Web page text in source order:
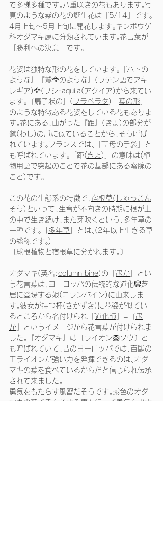
で多様多種です｡八重咲きの花もあります｡写
真のような紫の花の誕生花は『5/14』です｡
4月上旬～5月上旬に開花します｡キンポウゲ
科オダマキ属に分類されています｡花言葉が
「勝利への決意」です｡
花姿は独特な形の花をしています｡『ハトの
ような』『鷲🦅のような』(ラテン語でアキ
レギア )🦅( ワシ ･aquila( アクイア )から来てい
ます｡『扇子状の』( フラペラタ )「 葉の形
のような特徴ある花姿をしている花もありま
す｡花にある､曲がった『距』( きょ )の部分が
鷲(わし)の爪に似ていることから､そう呼ば
れています｡フランスでは､『聖母の手袋』と
も呼ばれています｡「距( きょ )」の意味は(植
物用語で突起のことで花の基部にある蜜腺の
こと)です｡
この花の生態系の特徴で､ 宿根草(しゅっこん
そう) といって､生育が不向きの時期に根が土
の中で生き続け､また芽吹くという､多年草の
一種です｡「 多年草 」とは､(2年以上生きる草
の総称です｡)
〔球根植物と宿根草に分かれます｡〕
オダマキ(英名:column bine)の『愚か 』とい
う花言葉は､ヨーロッパの伝統的な道化🤡芝
居に登場する娘( コランバイン )に由来しま
す｡彼女が持つ杯(さかずき)に花姿が似てい
るところから名付けられ『道化師 』=『愚
か 』というイメージから花言葉が付けられま
した｡『オダマキ』は〔 ライオン🦁ソウ 〕と
も呼ばれていて､昔のヨーロッパでは､百獣の
王ライオンが強い力を発揮できるのは､オダ
マキの葉を食べているからだと信じられ伝承
されて来ました｡
勇気をもたらす風習だそうです｡紫色のオダ
マキの葉で手をこする事を行って勇気を出す